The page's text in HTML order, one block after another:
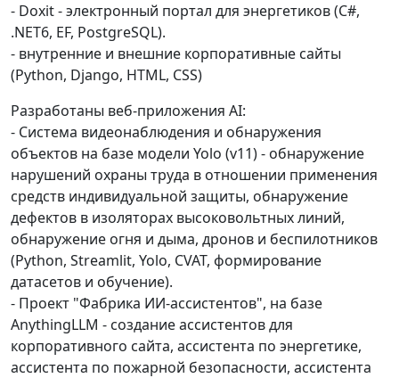
- Doxit - электронный портал для энергетиков (C#,
.NET6, EF, PostgreSQL).
- внутренние и внешние корпоративные сайты
(Python, Django, HTML, CSS)
Разработаны веб-приложения AI:
- Система видеонаблюдения и обнаружения
объектов на базе модели Yolo (v11) - обнаружение
нарушений охраны труда в отношении применения
средств индивидуальной защиты, обнаружение
дефектов в изоляторах высоковольтных линий,
обнаружение огня и дыма, дронов и беспилотников
(Python, Streamlit, Yolo, CVAT, формирование
датасетов и обучение).
- Проект "Фабрика ИИ-ассистентов", на базе
AnythingLLM - создание ассистентов для
корпоративного сайта, ассистента по энергетике,
ассистента по пожарной безопасности, ассистента